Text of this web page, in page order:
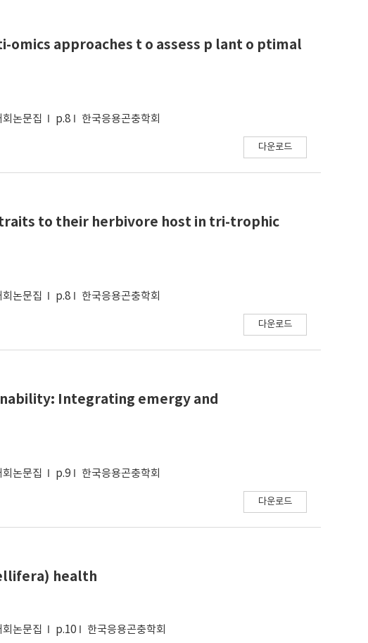
approaches t o assess p lant o ptimal
논문집 p.8 한국응용곤충학회
다운로드
to their herbivore host in tri-trophic
논문집 p.8 한국응용곤충학회
다운로드
Integrating emergy and
논문집 p.9 한국응용곤충학회
다운로드
health
논문집 p.10 한국응용곤충학회